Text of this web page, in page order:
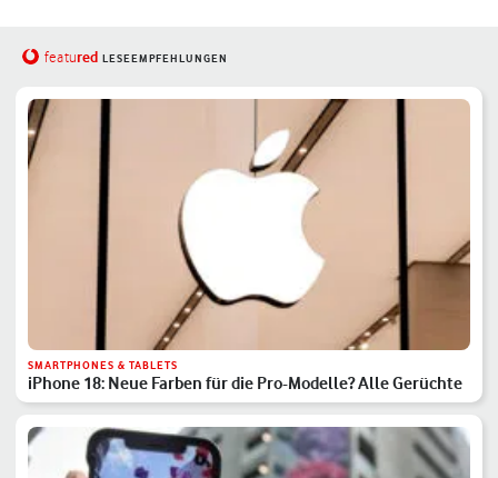
featured LESEEMPFEHLUNGEN
SMARTPHONES & TABLETS
iPhone 18: Neue Farben für die Pro-Modelle? Alle Gerüchte